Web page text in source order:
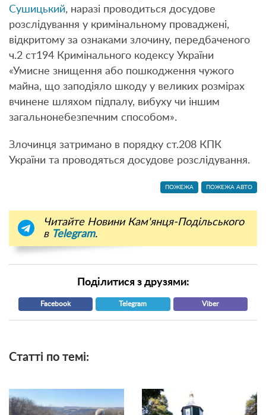
Сушицький, наразі проводиться досудове
розслідування у кримінальному проваджені,
відкритому за ознаками злочину, передбаченого
ч.2 ст194 Кримінального кодексу України
«Умисне знищення або пошкодження чужого
майна, що заподіяло шкоду у великих розмірах
вчинене шляхом підпалу, вибуху чи іншим
загальнонебезпечним способом».
Злочинця затримано в порядку ст.208 КПК
України та проводяться досудове розслідування.
ПОЖЕЖА ПОЖЕЖА АВТО
Читайте Новини Кам'янця-Подільського
в Telegram.
Поділитися з друзями:
Facebook Telegram Viber
Статті по темі: